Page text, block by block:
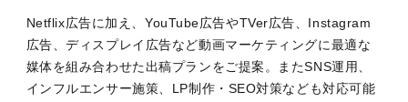
Netflix広告に加え、YouTube広告やTVer広告、Instagram
広告、ディスプレイ広告など動画マーケティングに最適な
媒体を組み合わせた出稿プランをご提案。またSNS運用、
インフルエンサー施策、LP制作・SEO対策なども対応可能